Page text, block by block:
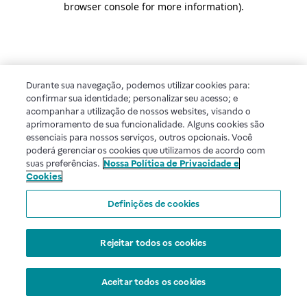
browser console for more information).
Durante sua navegação, podemos utilizar cookies para:
confirmar sua identidade; personalizar seu acesso; e
acompanhar a utilização de nossos websites, visando o
aprimoramento de sua funcionalidade. Alguns cookies são
essenciais para nossos serviços, outros opcionais. Você
poderá gerenciar os cookies que utilizamos de acordo com
suas preferências. Nossa Política de Privacidade e
Cookies
Definições de cookies
Rejeitar todos os cookies
Aceitar todos os cookies